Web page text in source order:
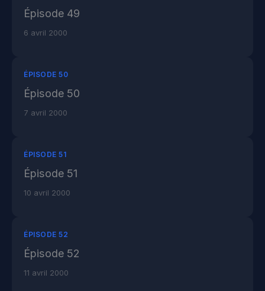
Épisode 49
6 avril 2000
ÉPISODE 50
Épisode 50
7 avril 2000
ÉPISODE 51
Épisode 51
10 avril 2000
ÉPISODE 52
Épisode 52
11 avril 2000